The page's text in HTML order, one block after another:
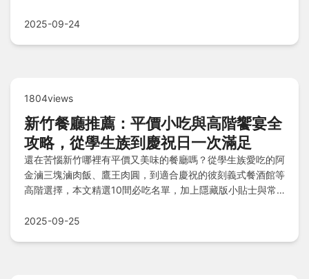
2025-09-24
1804views
新竹餐廳推薦：平價小吃與高階饗宴全
攻略，從學生族到慶祝日一次滿足
還在苦惱新竹哪裡有平價又美味的餐廳嗎？從學生族愛吃的阿
金滷三塊滷肉飯、鷹王肉圓，到適合慶祝的彼刻義式餐酒館等
高階選擇，本文精選10間必吃名單，加上隱藏版小貼士與常
2025-09-25